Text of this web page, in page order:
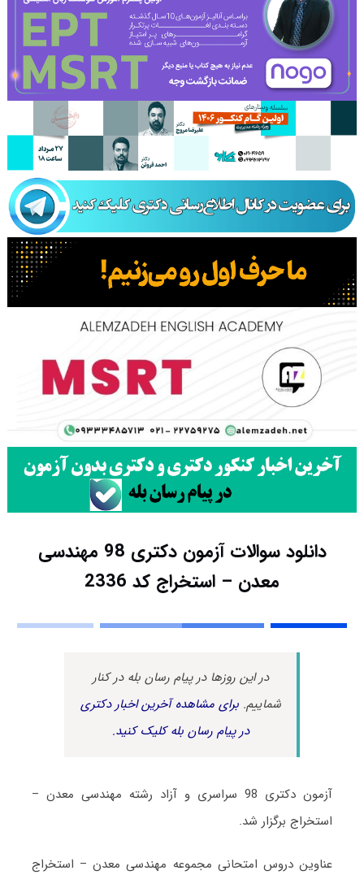
دانلود سوالات آزمون دکتری 98 مهندسی
معدن – استخراج کد 2336
در این روزها در پیام رسان بله در کنار
شماییم.برای مشاهده آخرین اخبار دکتری
در پیام رسان بله کلیک کنید.
آزمون دکتری 98 سراسری و آزاد رشته مهندسی معدن –
استخراج برگزار شد.
عناوین دروس امتحانی مجموعه مهندسی معدن – استخراج